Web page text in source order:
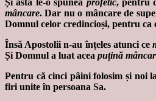
mâncare. Dar nu o mâncare de
Domnul celor credincioși, pentru ca
Însă Apostolii n-au înțeles atunci ce
Și Domnul a luat acea puțină
Pentru că cinci pâini folosim și noi
firi unite în persoana Sa.